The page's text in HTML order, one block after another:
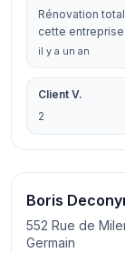
Rénovation
cette
il y a un an
Client V.
2
Boris
552 Rue de
Germain